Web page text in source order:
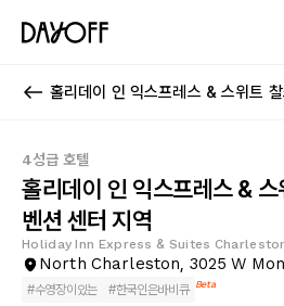
홀리데이 인 익스프레스 & 스위트
4성급 호텔
홀리데이 인 익스프레스 &
벤션 센터 지역
Holiday Inn Express & Suites
North Charleston, 3025 W
#수영장이있는 #한국인은바비큐 Beta